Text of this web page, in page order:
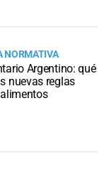
NORMATIVA
Argentino: qué
nuevas reglas